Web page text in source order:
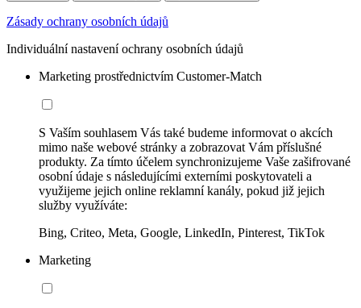
Zásady ochrany osobních údajů
Individuální nastavení ochrany osobních údajů
Marketing prostřednictvím Customer-Match
S Vaším souhlasem Vás také budeme informovat o akcích
mimo naše webové stránky a zobrazovat Vám příslušné
produkty. Za tímto účelem synchronizujeme Vaše zašifrované
osobní údaje s následujícími externími poskytovateli a
využijeme jejich online reklamní kanály, pokud již jejich
služby využíváte:
Bing, Criteo, Meta, Google, LinkedIn, Pinterest, TikTok
Marketing